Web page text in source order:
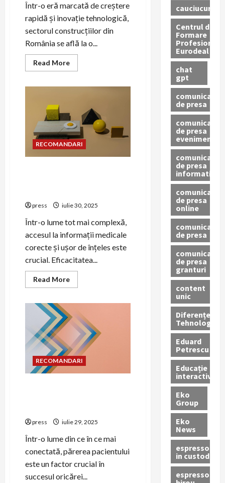
Într-o eră marcată de creștere
rapidă și inovație tehnologică,
sectorul construcțiilor din
România se află la o...
Read MoreRead
more
~
PR-
ul
ca
soluție
pentru
RECOMANDARI
press iulie 30, 2025
Într-o lume tot mai complexă,
accesul la informații medicale
corecte și ușor de înțeles este
crucial. Eficacitatea...
Read MoreRead
more
educația
medicală:
cum
comunici
eficient
RECOMANDARI
press iulie 29, 2025
Într-o lume din ce în ce mai
conectată, părerea pacientului
este un factor crucial în
succesul oricărei...
cauciucuri
Centrul de
Formare
Profesionala
Eurodeal
chat
gpt
comunicat
de presa
comunicat
de presa
eveniment
comunicat
de presa
informativ
comunicat
de presa
online
comunicate
de presa
comunicate
de presa
granturi
content
unic
Diferențe
Tehnologice
Eduard
Petrescu
Educație
interactivă
Eko
Group
Eko
News
espressoare
in custodie
espressor